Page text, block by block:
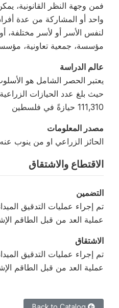
فمن وجهة النظر القانونية،
واحد أو المشاركة من عدة
لنفس الأسر أو لأسر مختلفة،
مؤسسة، جمعية تعاونية،
عالم الدراسة
يعتبر الحصر الشامل هو
حيث بلغ عدد الحيازات الزراعية
111,310 حيازةً في فلسطين
مصدر المعلومات
الحائز الزراعي او من ينوب عنه
الاقتطاع والاشتقاق
التضمين
تم إجراء عمليات التدقيق
عملية العد من قبل الطاقم
الاشتقاق
تم إجراء عمليات التدقيق
عملية العد من قبل الطاقم